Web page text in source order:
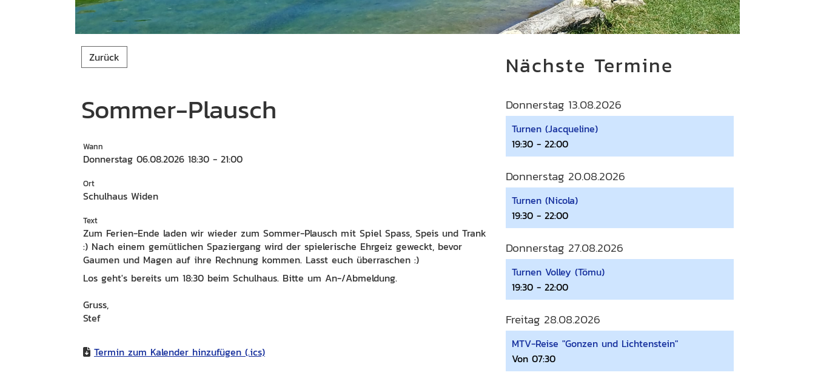
Zurück
Sommer-Plausch
Wann
Donnerstag 06.08.2026 18:30 - 21:00
Ort
Schulhaus Widen
Text
Zum Ferien-Ende laden wir wieder zum Sommer-Plausch mit Spiel Spass, Speis und Trank
:) Nach einem gemütlichen Spaziergang wird der spielerische Ehrgeiz geweckt, bevor
Gaumen und Magen auf ihre Rechnung kommen. Lasst euch überraschen :)
Los geht's bereits um 18:30 beim Schulhaus. Bitte um An-/Abmeldung.
Gruss,
Stef
Termin zum Kalender hinzufügen (.ics)
Nächste Termine
Donnerstag 13.08.2026
Turnen (Jacqueline)
19:30 - 22:00
Donnerstag 20.08.2026
Turnen (Nicola)
19:30 - 22:00
Donnerstag 27.08.2026
Turnen Volley (Tömu)
19:30 - 22:00
Freitag 28.08.2026
MTV-Reise "Gonzen und Lichtenstein"
Von 07:30